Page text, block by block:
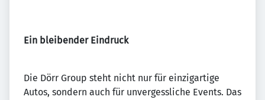
Ein bleibender Eindruck
Die Dörr Group steht nicht nur für einzigartige
Autos, sondern auch für unvergessliche Events. Das